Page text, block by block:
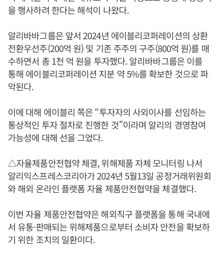
을 행사하려 한다는 해석이 나왔다.
알리바바그룹은 앞서 2024년 에이블리코퍼레이션의 상환
전환우선주(200억 원) 및 기존 주주의 구주(800억 원)를 매
수하면서 총 1천 억 원을 투자했다. 알리바바그룹은 이를
통해 에이블리코퍼레이션 지분 약 5%를 확보한 것으로 파
악된다.
이에 대해 에이블리 쪽은 “투자자의 사외이사를 선임하는
통상적인 투자 절차로 진행한 것”이라며 알리의 경영참여
가능성에 대해 선을 그었다.
△자율제품안전협약 체결, 위해제품 자체 모니터링 나서
알리익스프레스코리아가 2024년 5월13일 공정거래위원회
와 해외 온라인 플랫폼 자율 제품안전협약을 체결했다.
이번 자율 제품안전협약은 해외직구 플랫폼을 통해 국내에
서 유통·판매되는 위해제품으로부터 소비자 안전을 확보하
기 위한 조치의 일환이다.